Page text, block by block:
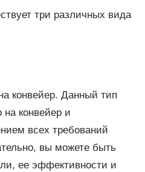
три различных вида
конвейер. Данный тип
на конвейер и
всех требований
вы можете быть
ее эффективности и